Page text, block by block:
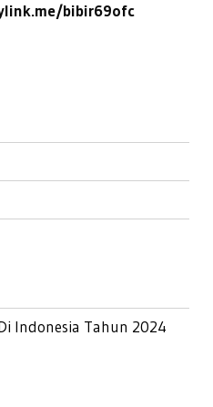
bibir69ofc
Indonesia Tahun 2024